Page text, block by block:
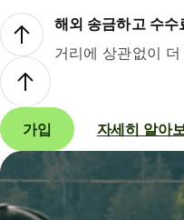
해외 송금하고 수수
거리에 상관없이
가입 자세히 알아